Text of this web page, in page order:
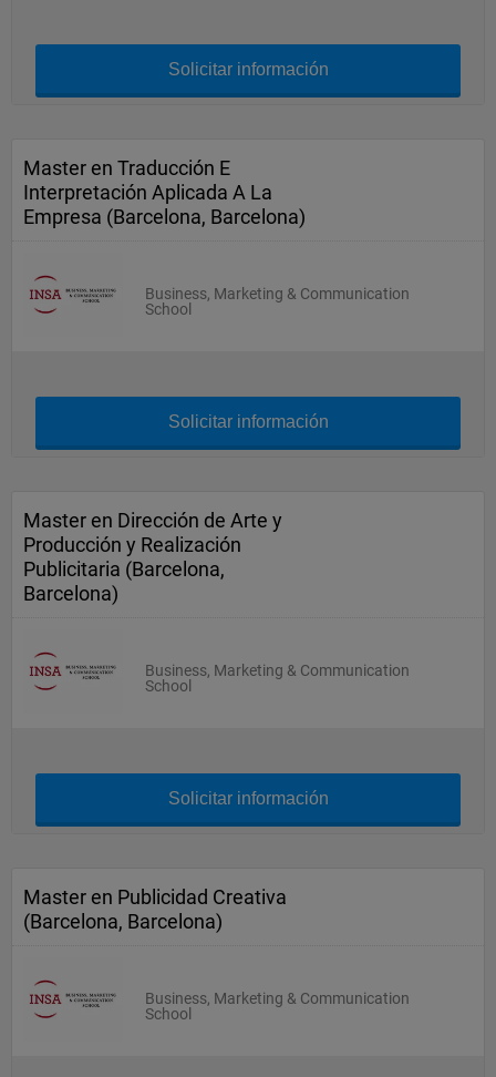
Solicitar información
Master en Traducción E
Interpretación Aplicada A La
Empresa (Barcelona, Barcelona)
Business, Marketing & Communication
School
Solicitar información
Master en Dirección de Arte y
Producción y Realización
Publicitaria (Barcelona,
Barcelona)
Business, Marketing & Communication
School
Solicitar información
Master en Publicidad Creativa
(Barcelona, Barcelona)
Business, Marketing & Communication
School